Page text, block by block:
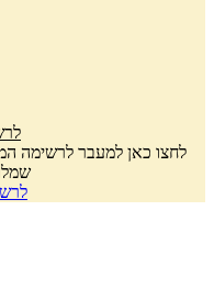
לחצו כאן למעבר לרשימה